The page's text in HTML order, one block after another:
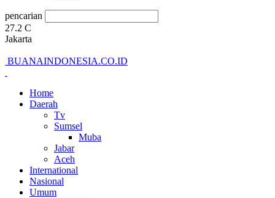
pencarian
27.2 C
Jakarta
BUANAINDONESIA.CO.ID
Home
Daerah
Tv
Sumsel
Muba
Jabar
Aceh
International
Nasional
Umum